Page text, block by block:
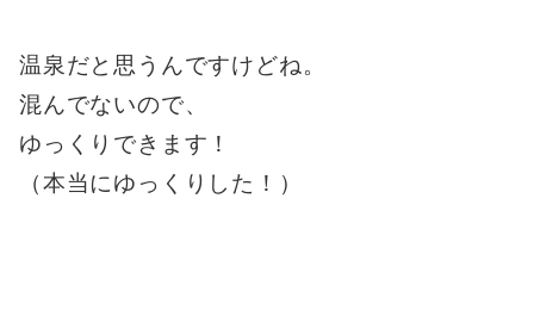
温泉だと思うんですけどね。
混んでないので、
ゆっくりできます！
（本当にゆっくりした！）